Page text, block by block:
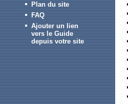
Plan du site
FAQ
Ajouter un lien
vers le Guide
depuis votre site